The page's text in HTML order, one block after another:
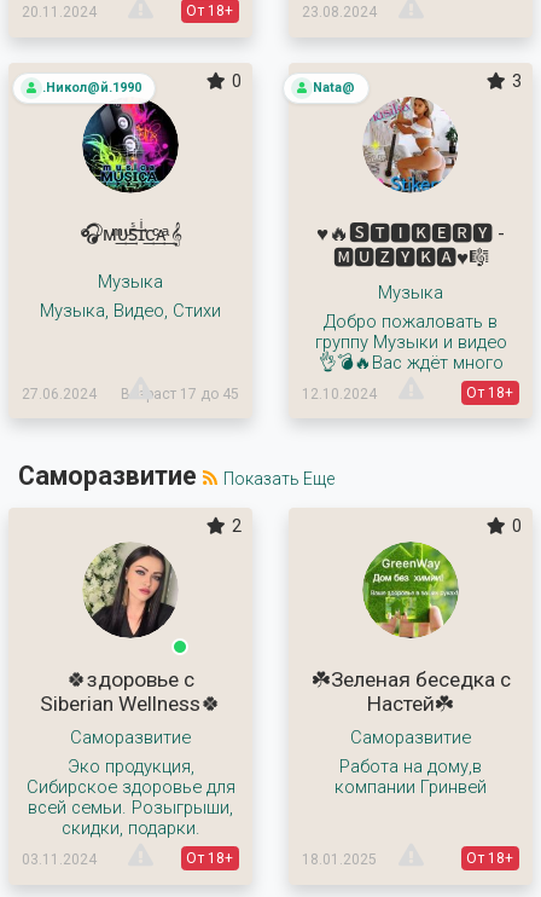
20.11.2024 От 18+ 23.08.2024
.Никол@й.1990 0
🎧ᴍͫ͢ᴜͧ͢sᷤ͢ɪͥ͢ᴄͨ͢ᴀͣ͢ 𝄞
Музыка
Музыка, Видео, Стихи
27.06.2024 Возраст 17 до 45
Nata@ 3
♥️🔥🆂🆃🅸🅺🅴🆁🆈 -
🅼🆄🆉🆈🅺🅰♥️🎼
Музыка
Добро пожаловать в
группу Музыки и видео
👌💣🔥Вас ждёт много
12.10.2024 От 18+
Саморазвитие Показать Еще
2
🍀здоровье с
Siberian Wellness🍀
Саморазвитие
Эко продукция,
Сибирское здоровье для
всей семьи. Розыгрыши,
скидки, подарки.
03.11.2024 От 18+
0
☘️Зеленая беседка с
Настей☘️
Саморазвитие
Работа на дому,в
компании Гринвей
18.01.2025 От 18+